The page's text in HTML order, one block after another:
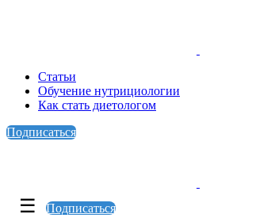
Статьи
Обучение нутрициологии
Как стать диетологом
Подписаться
☰ Подписаться